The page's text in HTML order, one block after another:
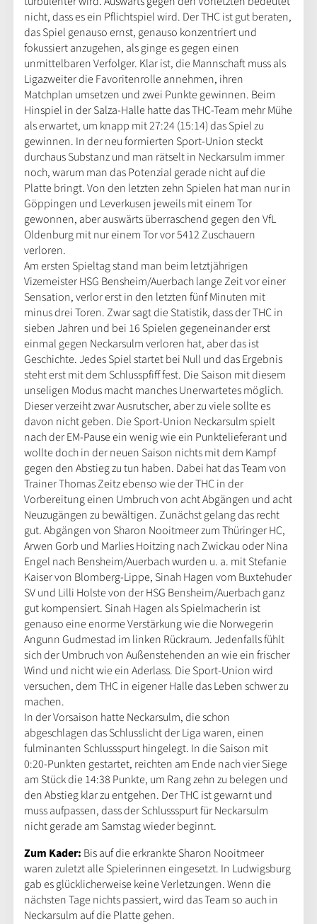
nicht, dass es ein Pflichtspiel wird. Der THC ist gut beraten,
das Spiel genauso ernst, genauso konzentriert und
fokussiert anzugehen, als ginge es gegen einen
unmittelbaren Verfolger. Klar ist, die Mannschaft muss als
Ligazweiter die Favoritenrolle annehmen, ihren
Matchplan umsetzen und zwei Punkte gewinnen. Beim
Hinspiel in der Salza-Halle hatte das THC-Team mehr Mühe
als erwartet, um knapp mit 27:24 (15:14) das Spiel zu
gewinnen. In der neu formierten Sport-Union steckt
durchaus Substanz und man rätselt in Neckarsulm immer
noch, warum man das Potenzial gerade nicht auf die
Platte bringt. Von den letzten zehn Spielen hat man nur in
Göppingen und Leverkusen jeweils mit einem Tor
gewonnen, aber auswärts überraschend gegen den VfL
Oldenburg mit nur einem Tor vor 5412 Zuschauern
verloren.
Am ersten Spieltag stand man beim letztjährigen
Vizemeister HSG Bensheim/Auerbach lange Zeit vor einer
Sensation, verlor erst in den letzten fünf Minuten mit
minus drei Toren. Zwar sagt die Statistik, dass der THC in
sieben Jahren und bei 16 Spielen gegeneinander erst
einmal gegen Neckarsulm verloren hat, aber das ist
Geschichte. Jedes Spiel startet bei Null und das Ergebnis
steht erst mit dem Schlusspfiff fest. Die Saison mit diesem
unseligen Modus macht manches Unerwartetes möglich.
Dieser verzeiht zwar Ausrutscher, aber zu viele sollte es
davon nicht geben. Die Sport-Union Neckarsulm spielt
nach der EM-Pause ein wenig wie ein Punktelieferant und
wollte doch in der neuen Saison nichts mit dem Kampf
gegen den Abstieg zu tun haben. Dabei hat das Team von
Trainer Thomas Zeitz ebenso wie der THC in der
Vorbereitung einen Umbruch von acht Abgängen und acht
Neuzugängen zu bewältigen. Zunächst gelang das recht
gut. Abgängen von Sharon Nooitmeer zum Thüringer HC,
Arwen Gorb und Marlies Hoitzing nach Zwickau oder Nina
Engel nach Bensheim/Auerbach wurden u. a. mit Stefanie
Kaiser von Blomberg-Lippe, Sinah Hagen vom Buxtehuder
SV und Lilli Holste von der HSG Bensheim/Auerbach ganz
gut kompensiert. Sinah Hagen als Spielmacherin ist
genauso eine enorme Verstärkung wie die Norwegerin
Angunn Gudmestad im linken Rückraum. Jedenfalls fühlt
sich der Umbruch von Außenstehenden an wie ein frischer
Wind und nicht wie ein Aderlass. Die Sport-Union wird
versuchen, dem THC in eigener Halle das Leben schwer zu
machen.
In der Vorsaison hatte Neckarsulm, die schon
abgeschlagen das Schlusslicht der Liga waren, einen
fulminanten Schlussspurt hingelegt. In die Saison mit
0:20-Punkten gestartet, reichten am Ende nach vier Siege
am Stück die 14:38 Punkte, um Rang zehn zu belegen und
den Abstieg klar zu entgehen. Der THC ist gewarnt und
muss aufpassen, dass der Schlussspurt für Neckarsulm
nicht gerade am Samstag wieder beginnt.
Zum Kader: Bis auf die erkrankte Sharon Nooitmeer
waren zuletzt alle Spielerinnen eingesetzt. In Ludwigsburg
gab es glücklicherweise keine Verletzungen. Wenn die
nächsten Tage nichts passiert, wird das Team so auch in
Neckarsulm auf die Platte gehen.